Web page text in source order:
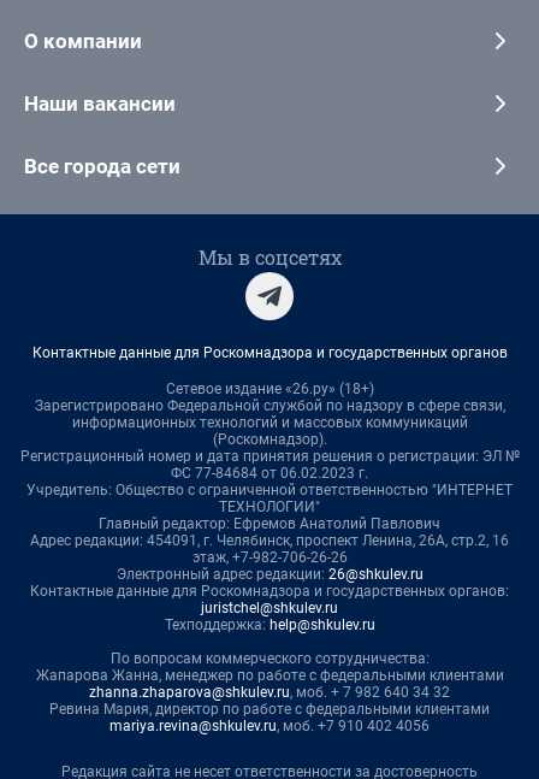
О компании
Наши вакансии
Все города сети
Мы в соцсетях
Контактные данные для Роскомнадзора и государственных органов
Сетевое издание «26.ру» (18+)
Зарегистрировано Федеральной службой по надзору в сфере связи,
информационных технологий и массовых коммуникаций
(Роскомнадзор).
Регистрационный номер и дата принятия решения о регистрации: ЭЛ №
ФС 77-84684 от 06.02.2023 г.
Учредитель: Общество с ограниченной ответственностью "ИНТЕРНЕТ
ТЕХНОЛОГИИ"
Главный редактор: Ефремов Анатолий Павлович
Адрес редакции: 454091, г. Челябинск, проспект Ленина, 26А, стр.2, 16
этаж, +7-982-706-26-26
Электронный адрес редакции: 26@shkulev.ru
Контактные данные для Роскомнадзора и государственных органов:
juristchel@shkulev.ru
Техподдержка: help@shkulev.ru
По вопросам коммерческого сотрудничества:
Жапарова Жанна, менеджер по работе с федеральными клиентами
zhanna.zhaparova@shkulev.ru, моб. + 7 982 640 34 32
Ревина Мария, директор по работе с федеральными клиентами
mariya.revina@shkulev.ru, моб. +7 910 402 4056
Редакция сайта не несет ответственности за достоверность